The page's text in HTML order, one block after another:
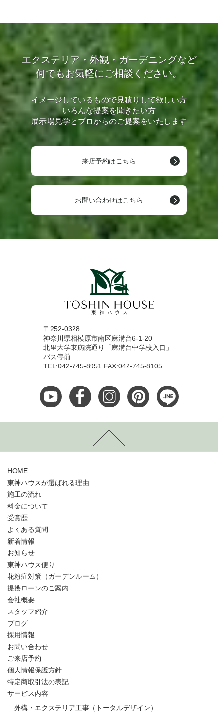
エクステリア・外観・ガーデニングなど
何でもお気軽にご相談ください。
イメージしているもので見積りして欲しい方
いろんな提案を聞きたい方
展示場見学とプロからのご提案をいたします
来店予約はこちら
お問い合わせはこちら
〒252-0328
神奈川県相模原市南区麻溝台6-1-20
北里大学東病院通り「麻溝台中学校入口」
バス停前
TEL:042-745-8951 FAX:042-745-8105
HOME
東神ハウスが選ばれる理由
施工の流れ
料金について
受賞歴
よくある質問
新着情報
お知らせ
東神ハウス便り
花粉症対策（ガーデンルーム）
提携ローンのご案内
会社概要
スタッフ紹介
ブログ
採用情報
お問い合わせ
ご来店予約
個人情報保護方針
特定商取引法の表記
サービス内容
外構・エクステリア工事（トータルデザイン）